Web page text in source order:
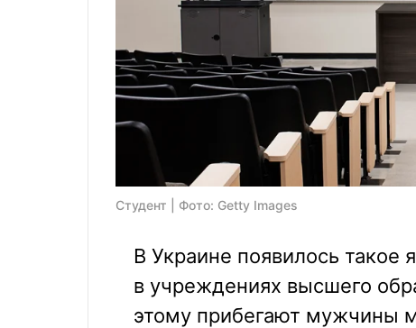
Студент | Фото: Getty Images
В Украине появилось такое
в учреждениях высшего
этому прибегают мужчины